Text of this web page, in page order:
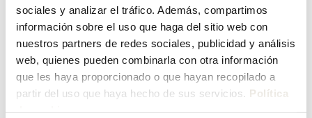
sociales y analizar el tráfico. Además, compartimos
información sobre el uso que haga del sitio web con
nuestros partners de redes sociales, publicidad y análisis
web, quienes pueden combinarla con otra información
que les haya proporcionado o que hayan recopilado a
partir del uso que haya hecho de sus servicios. Política
¿Has olvidado tu contraseña?